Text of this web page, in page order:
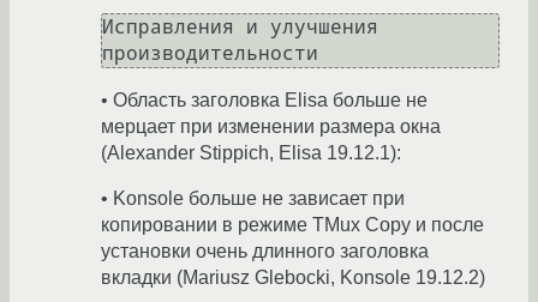
Исправления и улучшения
• Область заголовка Elisa больше не
мерцает при изменении размера окна
(Alexander Stippich, Elisa 19.12.1):
• Konsole больше не зависает при
копировании в режиме TMux Copy и после
установки очень длинного заголовка
вкладки (Mariusz Glebocki, Konsole 19.12.2)